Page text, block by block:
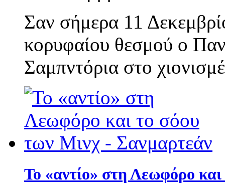
Σαν σήμερα 11
κορυφαίου θεσμού ο
Σαμπντόρια στο
Το «αντίο» στη Λεωφόρο